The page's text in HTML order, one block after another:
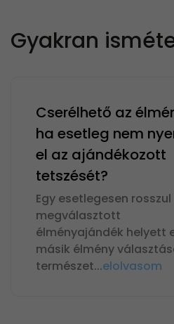
Gyakran
Cserélhető az
ha esetleg nem
el az ajándékozott
tetszését?
Egy esetlegesen rosszul
megválasztott
élményajándék helyett
másik élmény
természet...elolvasom